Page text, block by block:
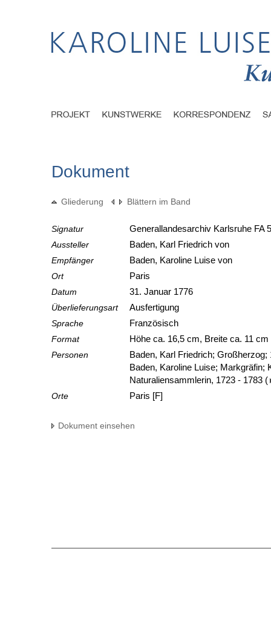
Dokument
Gliederung Blättern im Band
Signatur
Generallandesarchiv Karlsruhe FA
Aussteller
Baden, Karl Friedrich von
Empfänger
Baden, Karoline Luise von
Ort
Paris
Datum
31. Januar 1776
Überlieferungsart
Ausfertigung
Sprache
Französisch
Format
Höhe ca. 16,5 cm, Breite ca. 11 cm
Personen
Baden, Karl Friedrich; Großherzog;
Baden, Karoline Luise; Markgräfin;
Naturaliensammlerin, 1723 - 1783 (
Orte
Paris [F]
Dokument einsehen